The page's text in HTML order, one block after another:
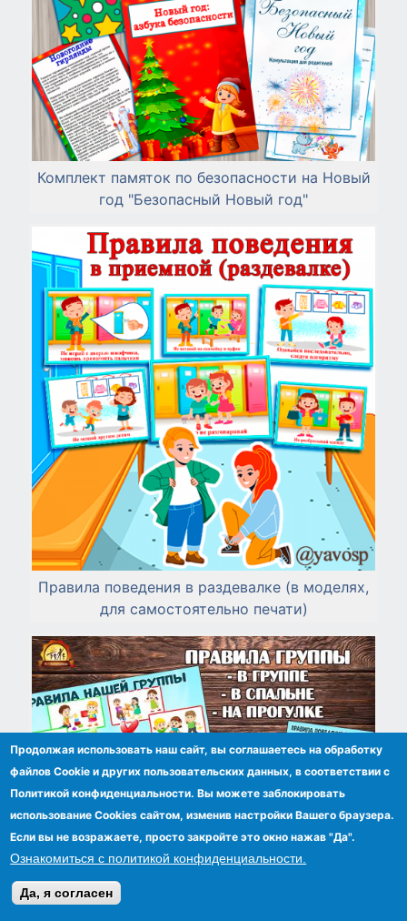
Комплект памяток по безопасности на Новый
год "Безопасный Новый год"
Правила поведения в раздевалке (в моделях,
для самостоятельно печати)
Правила поведения в группе
Продолжая использовать наш сайт, вы соглашаетесь на обработку
файлов Сookie и других пользовательских данных, в соответствии с
Политикой конфиденциальности. Вы можете заблокировать
использование Cookies сайтом, изменив настройки Вашего браузера.
Если вы не возражаете, просто закройте это окно нажав "Да".
Ознакомиться с политикой конфиденциальности.
Да, я согласен